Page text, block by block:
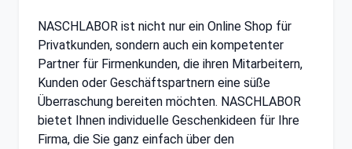
NASCHLABOR ist nicht nur ein Online Shop für
Privatkunden, sondern auch ein kompetenter
Partner für Firmenkunden, die ihren Mitarbeitern,
Kunden oder Geschäftspartnern eine süße
Überraschung bereiten möchten. NASCHLABOR
bietet Ihnen individuelle Geschenkideen für Ihre
Firma, die Sie ganz einfach über den